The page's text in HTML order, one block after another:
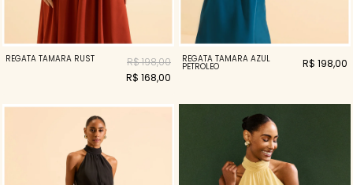
REGATA TAMARA RUST
R$ 198,00
R$ 168,00
REGATA TAMARA AZUL
PETROLEO R$ 198,00